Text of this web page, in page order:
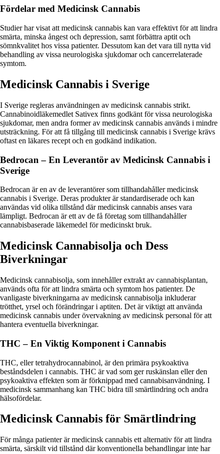
Fördelar med Medicinsk Cannabis
Studier har visat att medicinsk cannabis kan vara effektivt för att lindra
smärta, minska ångest och depression, samt förbättra aptit och
sömnkvalitet hos vissa patienter. Dessutom kan det vara till nytta vid
behandling av vissa neurologiska sjukdomar och cancerrelaterade
symtom.
Medicinsk Cannabis i Sverige
I Sverige regleras användningen av medicinsk cannabis strikt.
Cannabinoidläkemedlet Sativex finns godkänt för vissa neurologiska
sjukdomar, men andra former av medicinsk cannabis används i mindre
utsträckning. För att få tillgång till medicinsk cannabis i Sverige krävs
oftast en läkares recept och en godkänd indikation.
Bedrocan – En Leverantör av Medicinsk Cannabis i
Sverige
Bedrocan är en av de leverantörer som tillhandahåller medicinsk
cannabis i Sverige. Deras produkter är standardiserade och kan
användas vid olika tillstånd där medicinsk cannabis anses vara
lämpligt. Bedrocan är ett av de få företag som tillhandahåller
cannabisbaserade läkemedel för medicinskt bruk.
Medicinsk Cannabisolja och Dess
Biverkningar
Medicinsk cannabisolja, som innehåller extrakt av cannabisplantan,
används ofta för att lindra smärta och symtom hos patienter. De
vanligaste biverkningarna av medicinsk cannabisolja inkluderar
trötthet, yrsel och förändringar i aptiten. Det är viktigt att använda
medicinsk cannabis under övervakning av medicinsk personal för att
hantera eventuella biverkningar.
THC – En Viktig Komponent i Cannabis
THC, eller tetrahydrocannabinol, är den primära psykoaktiva
beståndsdelen i cannabis. THC är vad som ger ruskänslan eller den
psykoaktiva effekten som är förknippad med cannabisanvändning. I
medicinsk sammanhang kan THC bidra till smärtlindring och andra
hälsofördelar.
Medicinsk Cannabis för Smärtlindring
För många patienter är medicinsk cannabis ett alternativ för att lindra
smärta, särskilt vid tillstånd där konventionella behandlingar inte har